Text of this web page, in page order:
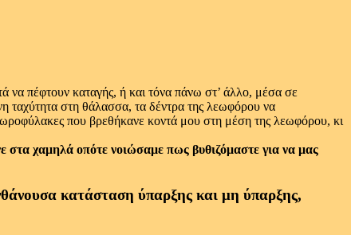
να πέφτουν καταγής, ή και τόνα πάνω στ’ άλλο, μέσα σε
ταχύτητα στη θάλασσα, τα δέντρα της λεωφόρου να
που βρεθήκανε κοντά μου στη μέση της λεωφόρου, κι
στα χαμηλά οπότε νοιώσαμε πως βυθιζόμαστε για να μας
κατάσταση ύπαρξης και μη ύπαρξης,